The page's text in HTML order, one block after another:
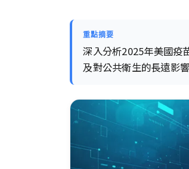
重點摘要
深入分析2025年美國疫
及對公共衛生的長遠影